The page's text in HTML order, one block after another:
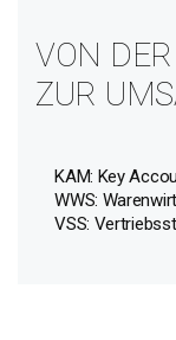
VON
ZUR
KAM: Key
WWS:
VSS: